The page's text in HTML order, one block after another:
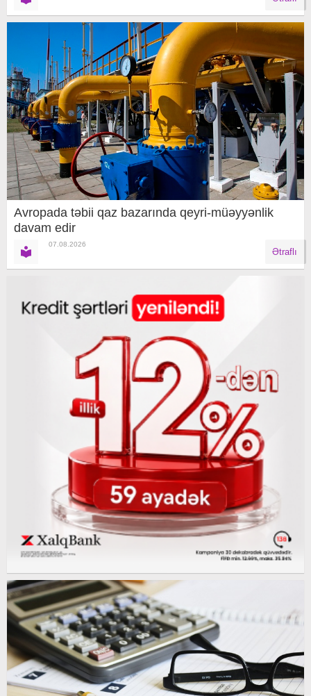
Avropada təbii qaz bazarında qeyri-müəyyənlik
davam edir
07.08.2026
Ətraflı